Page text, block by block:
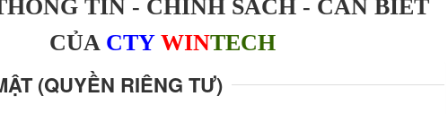
TIN - CHÍNH SÁCH - CẦN BIẾT
CỦA CTY WINTECH
(QUYỀN RIÊNG TƯ)